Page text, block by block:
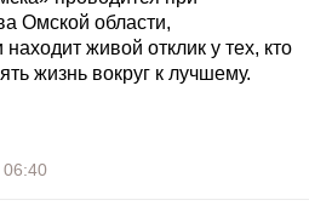
Омской области,
живой отклик у тех, кто
жизнь вокруг к лучшему.
06:40